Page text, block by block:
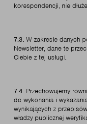
korespondencji, nie
7.3. W zakresie danych
Newsletter, dane te
Ciebie z tej usługi.
7.4. Przechowujemy
do wykonania i
wynikających z
władzy publicznej